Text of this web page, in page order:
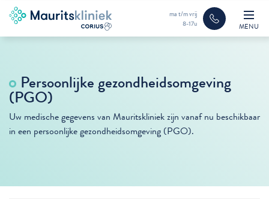
ma t/m vrij
8-17u
MENU
Per­soon­lij­ke ge­zond­heids­om­ge­ving
(PGO)
Uw medische gegevens van Mauritskliniek zijn vanaf nu beschikbaar
in een persoonlijke gezondheidsomgeving (PGO).